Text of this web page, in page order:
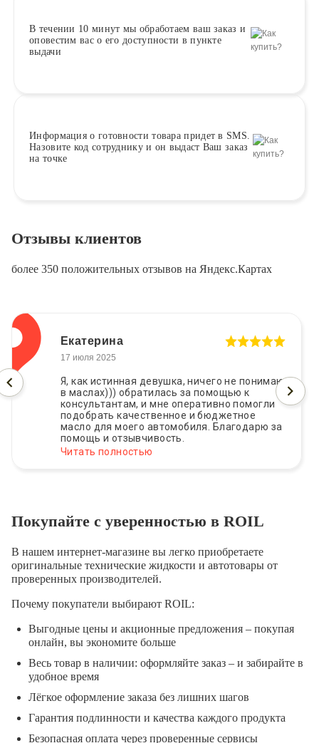
В течении 10 минут мы обработаем ваш заказ и
оповестим вас о его доступности в пункте
выдачи
Информация о готовности товара придет в SMS.
Назовите код сотруднику и он выдаст Ваш заказ
на точке
Отзывы клиентов
более 350 положительных отзывов на Яндекс.Картах
Екатерина
17 июля 2025
Я, как истинная девушка, ничего не понимаю
в маслах))) обратилась за помощью к
консультантам, и мне оперативно помогли
подобрать качественное и бюджетное
масло для моего автомобиля. Благодарю за
помощь и отзывчивость.
Читать полностью
Покупайте с уверенностью в ROIL
В нашем интернет-магазине вы легко приобретаете
оригинальные технические жидкости и автотовары от
проверенных производителей.
Почему покупатели выбирают ROIL:
Выгодные цены и акционные предложения – покупая
онлайн, вы экономите больше
Весь товар в наличии: оформляйте заказ – и забирайте в
удобное время
Лёгкое оформление заказа без лишних шагов
Гарантия подлинности и качества каждого продукта
Безопасная оплата через проверенные сервисы